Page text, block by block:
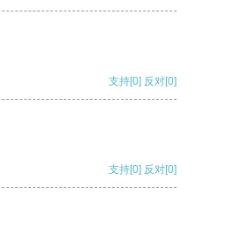
支持[0] 反对[0]
支持[0] 反对[0]